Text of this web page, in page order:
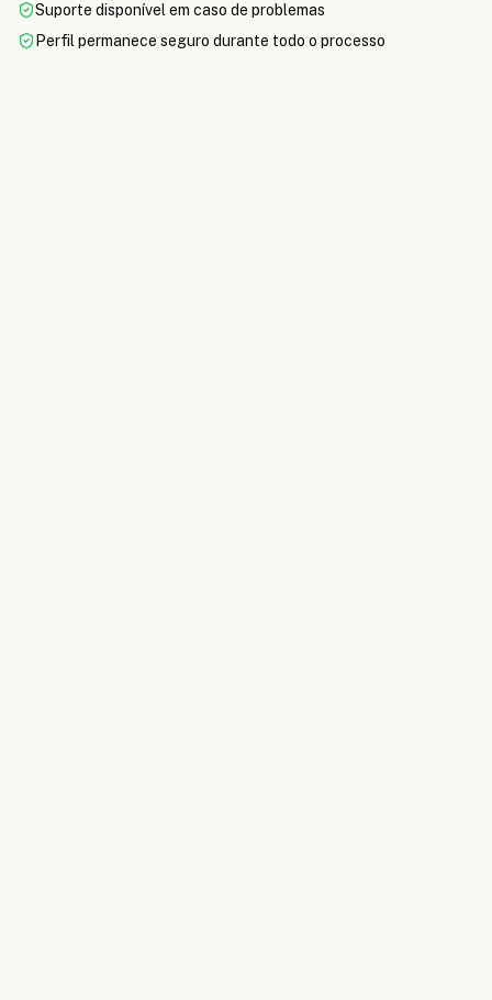
Suporte disponível em caso de problemas
Perfil permanece seguro durante todo o processo